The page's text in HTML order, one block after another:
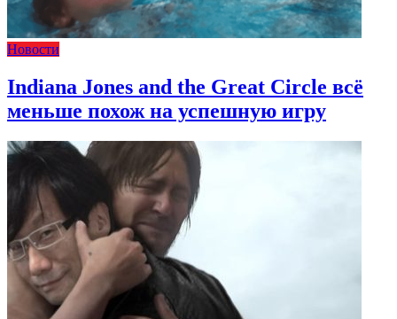
Новости
Indiana Jones and the Great Circle всё
меньше похож на успешную игру